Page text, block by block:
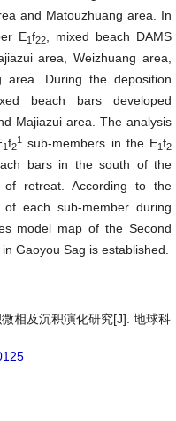
and Matouzhuang area. In
E1f22, mixed beach DAMS
area, Weizhuang area,
area. During the deposition
beach bars developed
Majiazui area. The analysis
1f2
1 sub-members in the E1f2
bars in the south of the
of retreat. According to the
of each sub-member during
model map of the Second
Gaoyou Sag is established.
相及沉积演化研究[J]. 地球科